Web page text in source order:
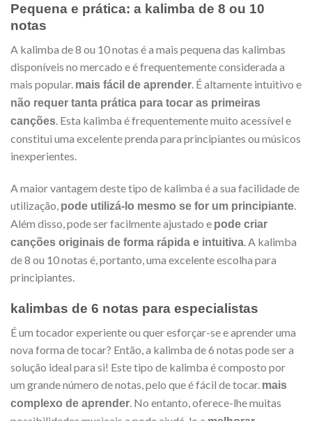
Pequena e prática: a kalimba de 8 ou 10
notas
A kalimba de 8 ou 10 notas é a mais pequena das kalimbas
disponíveis no mercado e é frequentemente considerada a
mais popular. mais fácil de aprender. É altamente intuitivo e
não requer tanta prática para tocar as primeiras
canções. Esta kalimba é frequentemente muito acessível e
constitui uma excelente prenda para principiantes ou músicos
inexperientes.
A maior vantagem deste tipo de kalimba é a sua facilidade de
utilização, pode utilizá-lo mesmo se for um principiante.
Além disso, pode ser facilmente ajustado e pode criar
canções originais de forma rápida e intuitiva. A kalimba
de 8 ou 10 notas é, portanto, uma excelente escolha para
principiantes.
kalimbas de 6 notas para especialistas
É um tocador experiente ou quer esforçar-se e aprender uma
nova forma de tocar? Então, a kalimba de 6 notas pode ser a
solução ideal para si! Este tipo de kalimba é composto por
um grande número de notas, pelo que é fácil de tocar. mais
complexo de aprender. No entanto, oferece-lhe muitas